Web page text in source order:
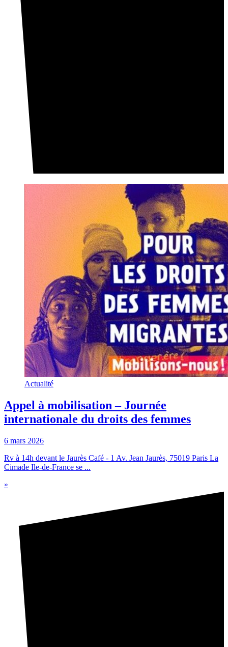
Actualité
Appel à mobilisation – Journée
internationale du droits des femmes
6 mars 2026
Rv à 14h devant le Jaurès Café - 1 Av. Jean Jaurès, 75019 Paris La
Cimade Ile-de-France se ...
»